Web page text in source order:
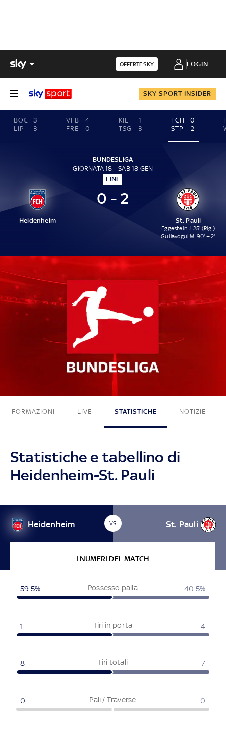
OFFERTE SKY LOGIN
SKY SPORT INSIDER
BOC
3
LIP
3
VFB
4
FRE
0
KIE
1
TSG
3
FCH
0
STP
2
BUNDESLIGA
GIORNATA 18 - SAB 18 GEN
FINE
Heidenheim
0 - 2
St. Pauli
Eggestein J. 25' (Rig.)
Guilavogui M. 90' + 2'
0 - 2
FORMAZIONI LIVE STATISTICHE NOTIZIE
Statistiche e tabellino di
Heidenheim-St. Pauli
Heidenheim VS St. Pauli
I NUMERI DEL MATCH
Possesso palla
59.5% 40.5%
Tiri in porta
1 4
Tiri totali
8 7
Pali / Traverse
0 0